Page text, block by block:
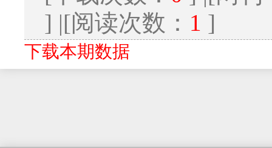
] |[阅读次数： 1 ]
下载本期数据